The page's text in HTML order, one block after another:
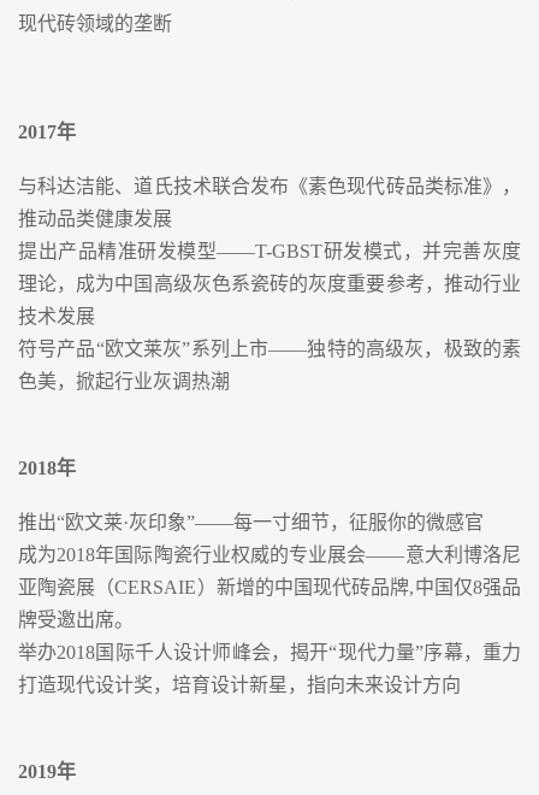
现代砖领域的垄断
2017年
与科达洁能、道氏技术联合发布《素色现代砖品类标准》，
推动品类健康发展
提出产品精准研发模型——T-GBST研发模式，并完善灰度
理论，成为中国高级灰色系瓷砖的灰度重要参考，推动行业
技术发展
符号产品“欧文莱灰”系列上市——独特的高级灰，极致的素
色美，掀起行业灰调热潮
2018年
推出“欧文莱·灰印象”——每一寸细节，征服你的微感官
成为2018年国际陶瓷行业权威的专业展会——意大利博洛尼
亚陶瓷展（CERSAIE）新增的中国现代砖品牌,中国仅8强品
牌受邀出席。
举办2018国际千人设计师峰会，揭开“现代力量”序幕，重力
打造现代设计奖，培育设计新星，指向未来设计方向
2019年